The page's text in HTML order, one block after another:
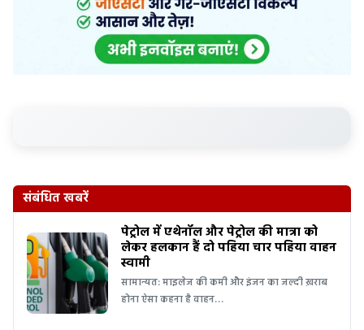
संबंधित खबरें
पेट्रोल में एथेनॉल और पेट्रोल की मात्रा को
लेकर हलकान हैं दो पहिया चार पहिया वाहन
स्वामी
सामान्यत: माइलेज की कमी और इंजन का जल्दी ख़राब
होना ऐसा कहना है वाहन…